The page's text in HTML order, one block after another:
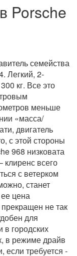
Porsche
семейства
Легкий, 2-
кг. Все это
меньше
«масса/
двигатель
с этой стороны
968 низковата
всего
с ветерком
станет
цена
не так
для
городских
в режиме драйв
если требуется -